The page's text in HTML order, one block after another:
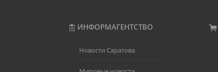
ИНФОРМАГЕНТСТВО
Новости Саратова